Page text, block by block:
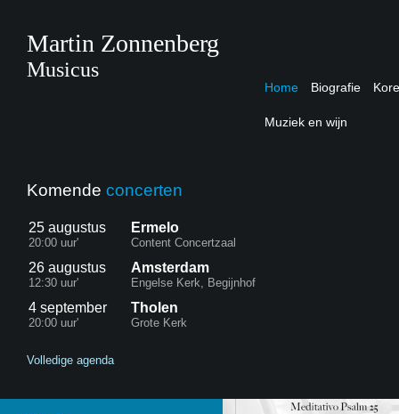
Martin Zonnenberg
Musicus
Home Biografie
Muziek en wijn
Komende concerten
25 augustus
20:00 uur'
Ermelo
Content Concertzaal
26 augustus
12:30 uur'
Amsterdam
Engelse Kerk, Begijnhof
4 september
20:00 uur'
Tholen
Grote Kerk
Volledige agenda